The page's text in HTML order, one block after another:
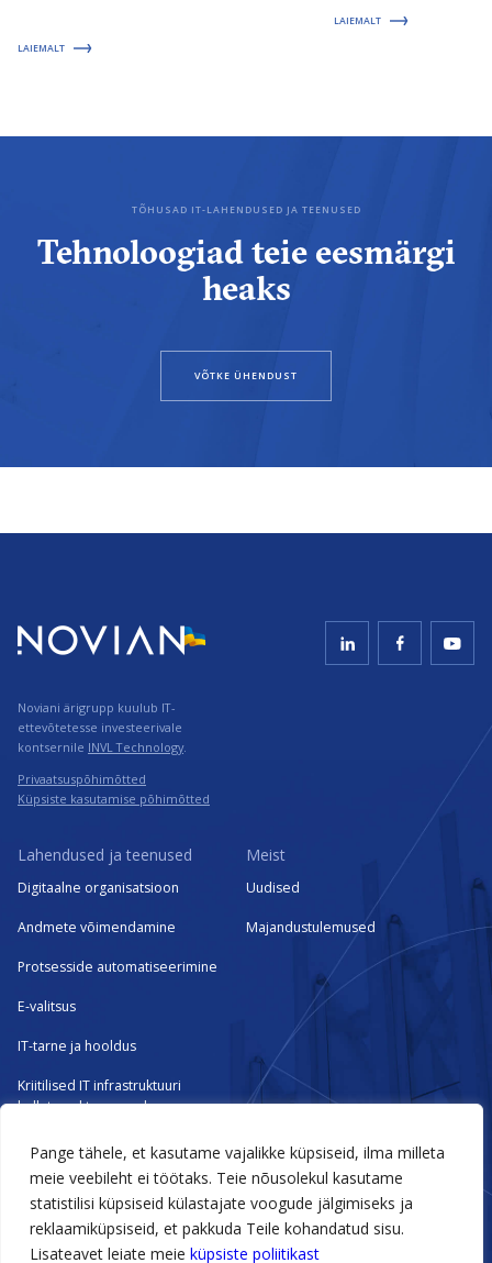
Pange tähele, et kasutame vajalikke küpsiseid, ilma milleta
meie veebileht ei töötaks. Teie nõusolekul kasutame
statistilisi küpsiseid külastajate voogude jälgimiseks ja
reklaamiküpsiseid, et pakkuda Teile kohandatud sisu.
Lisateavet leiate meie küpsiste poliitikast
LAIEMALT
LAIEMALT
TÕHUSAD IT-LAHENDUSED JA TEENUSED
Tehnoloogiad teie eesmärgi
heaks
VÕTKE ÜHENDUST
Noviani ärigrupp kuulub IT-
ettevõtetesse investeerivale
kontsernile INVL Technology.
Privaatsuspõhimõtted
Küpsiste kasutamise põhimõtted
Lahendused ja teenused
Digitaalne organisatsioon
Andmete võimendamine
Protsesside automatiseerimine
E-valitsus
IT-tarne ja hooldus
Kriitilised IT infrastruktuuri
hallatavad teenused
Meist
Uudised
Majandustulemused
Tehtud tööd
Meie kogemused